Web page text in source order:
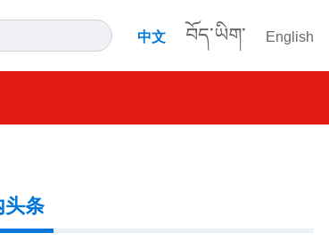
中文 བོད་ཡིག་ English
头条